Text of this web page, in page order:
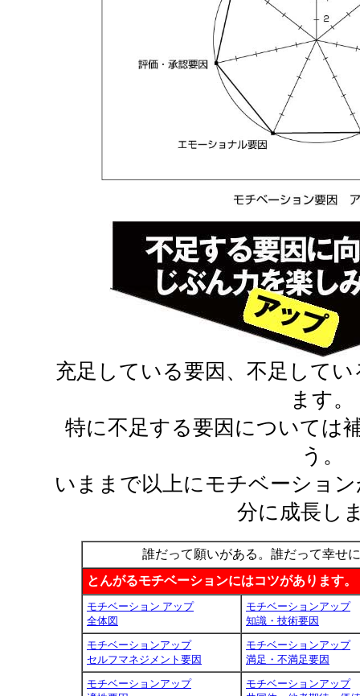
充足している要因、不足して
ます。
特に不足する要因については
う。
いままで以上にモチベーショ
分に成長し
誰だって願いがある。誰だって幸せ
とんがるモチベーションにはコツがあります。
モチベーション アップ
全体図
モチベーションアップ
知識・技術要因
モチベーションアップ
セルフマネジメント要因
モチベーションアップ
満足・不満足要因
モチベーションアップ
モチベーションアップ